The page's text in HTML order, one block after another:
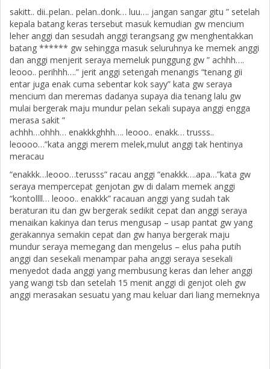
sakitt.. dii..pelan.. pelan..donk… luu…. jangan sangar gitu ” setelah
kepala batang keras tersebut masuk kemudian gw mencium
leher anggi dan sesudah anggi terangsang gw menghentakkan
batang ****** gw sehingga masuk seluruhnya ke memek anggi
dan anggi menjerit seraya memeluk punggung gw ” achhh….
leooo.. perihhh….” jerit anggi setengah menangis “tenang gii
entar juga enak cuma sebentar kok sayy” kata gw seraya
mencium dan meremas dadanya supaya dia tenang lalu gw
mulai bergerak maju mundur pelan sekali supaya anggi engga
merasa sakit ”
achhh…ohhh… enakkkghhh…. leooo.. enakk… trusss..
leoooo…”kata anggi merem melek,mulut anggi tak hentinya
meracau
“enakkk…leooo…terusss” racau anggi “enakkk….apa…”kata gw
seraya mempercepat genjotan gw di dalam memek anggi
“kontollll… leooo.. enakkk” racauan anggi yang sudah tak
beraturan itu dan gw bergerak sedikit cepat dan anggi seraya
menaikan kakinya dan terus mengusap – usap pantat gw yang
gerakannya semakin cepat dan gw hanya bergerak maju
mundur seraya memegang dan mengelus – elus paha putih
anggi dan sesekali menampar paha anggi seraya sesekali
menyedot dada anggi yang membusung keras dan leher anggi
yang wangi tsb dan setelah 15 menit anggi di genjot oleh gw
anggi merasakan sesuatu yang mau keluar dari liang memeknya